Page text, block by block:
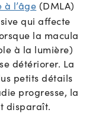
l’âge (DMLA)
qui affecte
la macula
à la lumière)
détériorer. La
petits détails
progresse, la
disparaît.